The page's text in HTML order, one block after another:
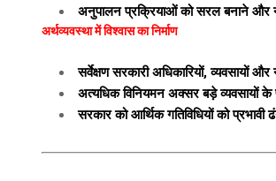
अनुपालन प्रक्रियाओं को सरल बनाने और
अर्थव्यवस्था में विश्वास का निर्माण
सर्वेक्षण सरकारी अधिकारियों, व्यवसायों
अत्यधिक विनियमन अक्सर बड़े व्यवसायों के
सरकार को आर्थिक गतिविधियों को